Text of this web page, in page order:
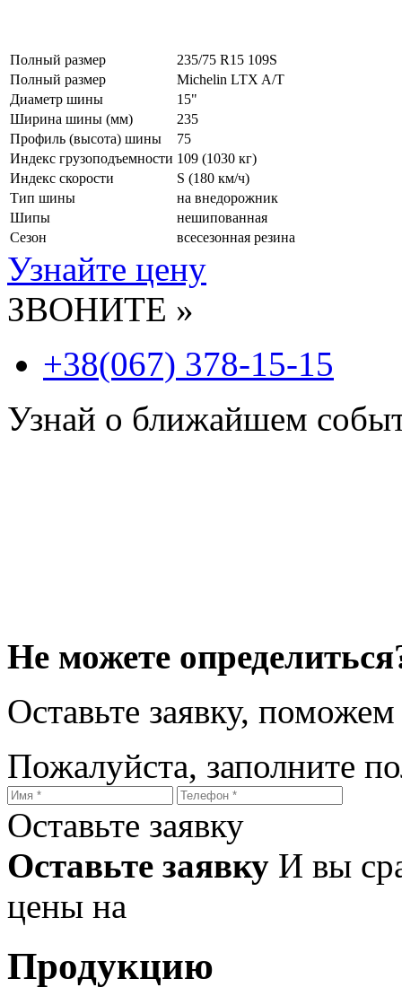
Полный размер
235/75 R15 109S
Полный размер
Michelin LTX A/T
Диаметр шины
15"
Ширина шины (мм)
235
Профиль (высота) шины
75
Индекс грузоподъемности 109 (1030 кг)
Индекс скорости
S (180 км/ч)
Тип шины
на внедорожник
Шипы
нешипованная
Сезон
всесезонная резина
Узнайте цену
ЗВОНИТЕ »
+38(067) 378-15-15
Узнай о ближайшем
Не можете
Оставьте заявку,
Пожалуйста, заполните
Оставьте заявку
Оставьте заявку И вы
цены на
Продукцию